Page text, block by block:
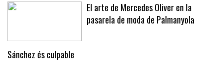
El arte de Mercedes Oliver en la
pasarela de moda de Palmanyola
Sánchez és culpable